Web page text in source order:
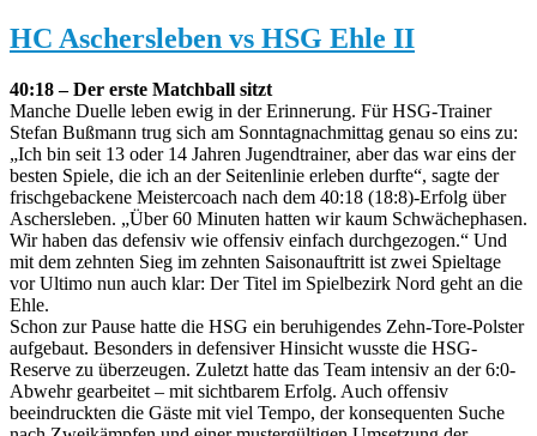
HC Aschersleben vs HSG Ehle II
40:18 – Der erste Matchball sitzt
Manche Duelle leben ewig in der Erinnerung. Für HSG-Trainer
Stefan Bußmann trug sich am Sonntagnachmittag genau so eins zu:
„Ich bin seit 13 oder 14 Jahren Jugendtrainer, aber das war eins der
besten Spiele, die ich an der Seitenlinie erleben durfte“, sagte der
frischgebackene Meistercoach nach dem 40:18 (18:8)-Erfolg über
Aschersleben. „Über 60 Minuten hatten wir kaum Schwächephasen.
Wir haben das defensiv wie offensiv einfach durchgezogen.“ Und
mit dem zehnten Sieg im zehnten Saisonauftritt ist zwei Spieltage
vor Ultimo nun auch klar: Der Titel im Spielbezirk Nord geht an die
Ehle.
Schon zur Pause hatte die HSG ein beruhigendes Zehn-Tore-Polster
aufgebaut. Besonders in defensiver Hinsicht wusste die HSG-
Reserve zu überzeugen. Zuletzt hatte das Team intensiv an der 6:0-
Abwehr gearbeitet – mit sichtbarem Erfolg. Auch offensiv
beeindruckten die Gäste mit viel Tempo, der konsequenten Suche